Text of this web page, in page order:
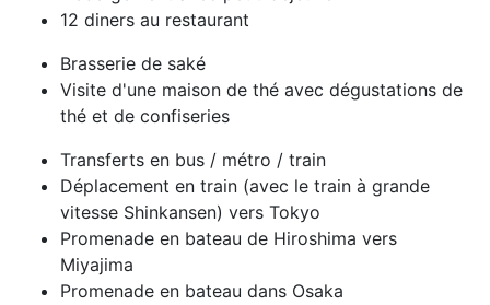
12 diners au restaurant
Brasserie de saké
Visite d'une maison de thé avec dégustations de
thé et de confiseries
Transferts en bus / métro / train
Déplacement en train (avec le train à grande
vitesse Shinkansen) vers Tokyo
Promenade en bateau de Hiroshima vers
Miyajima
Promenade en bateau dans Osaka